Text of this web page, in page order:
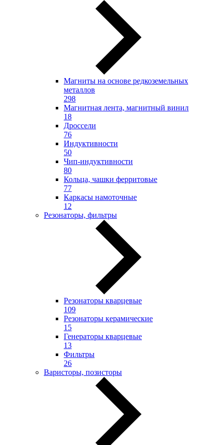
Магниты на основе редкоземельных
металлов
298
Магнитная лента, магнитный винил
18
Дроссели
76
Индуктивности
50
Чип-индуктивности
80
Кольца, чашки ферритовые
77
Каркасы намоточные
12
Резонаторы, фильтры
Резонаторы кварцевые
109
Резонаторы керамические
15
Генераторы кварцевые
13
Фильтры
26
Варисторы, позисторы